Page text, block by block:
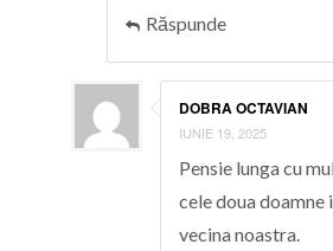
Răspunde
DOBRA OCTAVIAN
IUNIE 19, 2025
Pensie lunga cu
cele doua doamne
vecina noastra.